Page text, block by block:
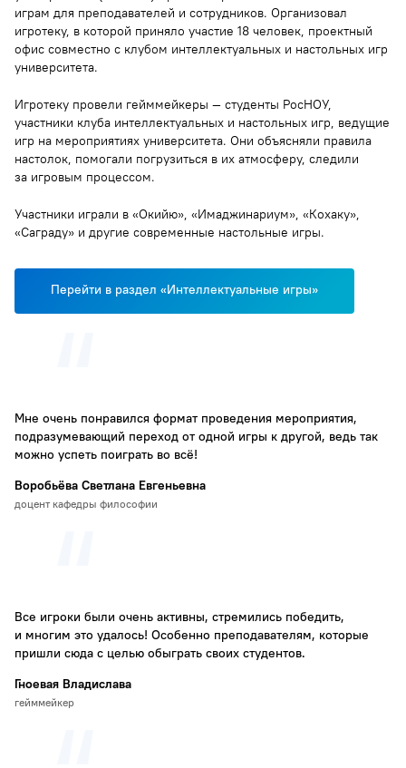
играм для преподавателей и сотрудников. Организовал
игротеку, в которой приняло участие 18 человек, проектный
офис совместно с клубом интеллектуальных и настольных игр
университета.
Игротеку провели гейммейкеры — студенты РосНОУ,
участники клуба интеллектуальных и настольных игр, ведущие
игр на мероприятиях университета. Они объясняли правила
настолок, помогали погрузиться в их атмосферу, следили
за игровым процессом.
Участники играли в «Окийю», «Имаджинариум», «Кохаку»,
«Саграду» и другие современные настольные игры.
Перейти в раздел «Интеллектуальные игры»
Мне очень понравился формат проведения мероприятия,
подразумевающий переход от одной игры к другой, ведь так
можно успеть поиграть во всё!
Воробьёва Светлана Евгеньевна
доцент кафедры философии
Все игроки были очень активны, стремились победить,
и многим это удалось! Особенно преподавателям, которые
пришли сюда с целью обыграть своих студентов.
Гноевая Владислава
гейммейкер